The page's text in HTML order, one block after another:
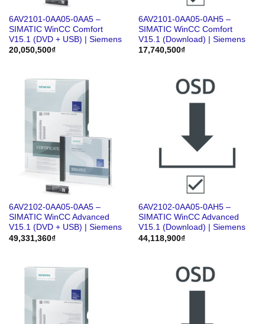
6AV2101-0AA05-0AA5 –
SIMATIC WinCC Comfort
V15.1 (DVD + USB) | Siemens
20,050,500₫
6AV2101-0AA05-0AH5 –
SIMATIC WinCC Comfort
V15.1 (Download) | Siemens
17,740,500₫
6AV2102-0AA05-0AA5 –
SIMATIC WinCC Advanced
V15.1 (DVD + USB) | Siemens
49,331,360₫
6AV2102-0AA05-0AH5 –
SIMATIC WinCC Advanced
V15.1 (Download) | Siemens
44,118,900₫